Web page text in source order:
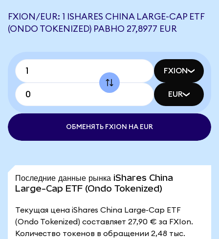
FXION/EUR: 1 ISHARES CHINA LARGE-CAP ETF
(ONDO TOKENIZED) РАВНО 27,8977 EUR
FXION
EUR
ОБМЕНЯТЬ FXION НА EUR
Последние данные рынка iShares China
Large-Cap ETF (Ondo Tokenized)
Текущая цена iShares China Large-Cap ETF
(Ondo Tokenized) составляет 27,90 € за FXIon.
Количество токенов в обращении 2,48 тыс.